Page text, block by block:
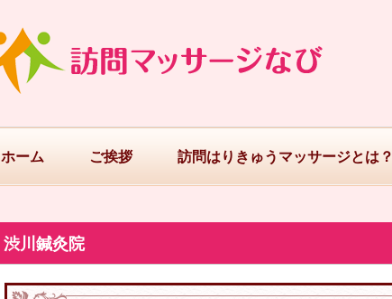
ホーム ご挨拶 訪問はりきゅうマッサージとは？
渋川鍼灸院